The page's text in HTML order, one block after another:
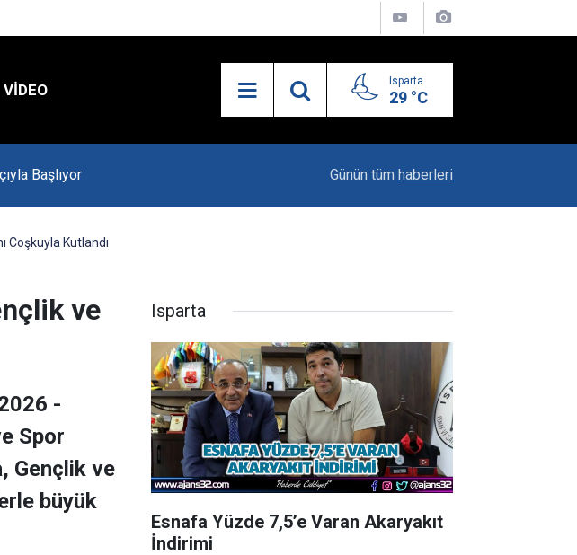
VIDEO Isparta
29 °C
Vali Erin: Bu İşin Kenarında Olanlara Bile Bu
Günün tüm haberleri
Coşkuyla Kutlandı
ve
-
Spor
Gençlik ve
büyük
Isparta
Esnafa Yüzde 7,5’e Varan Akaryakıt
İndirimi